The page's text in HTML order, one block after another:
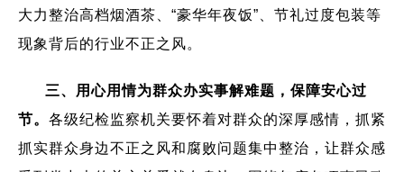
大力整治高档烟酒茶、“豪华年夜饭”、节礼过度包装等
现象背后的行业不正之风。
三、用心用情为群众办实事解难题，保障安心过
节。 各级纪检监察机关要怀着对群众的深厚感情，抓紧
抓实群众身边不正之风和腐败问题集中整治，让群众感